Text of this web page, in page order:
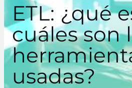
ETL: ¿qué
cuáles son
usadas?